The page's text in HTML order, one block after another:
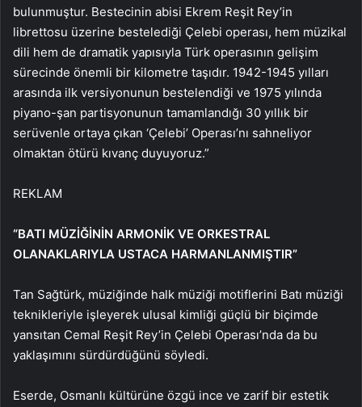
bulunmuştur. Bestecinin abisi Ekrem Reşit Rey’in
librettosu üzerine bestelediği Çelebi operası, hem müzikal
dili hem de dramatik yapısıyla Türk operasının gelişim
sürecinde önemli bir kilometre taşıdır. 1942-1945 yılları
arasında ilk versiyonunun bestelendiği ve 1975 yılında
piyano-şan partisyonunun tamamlandığı 30 yıllık bir
serüvenle ortaya çıkan ‘Çelebi’ Operası’nı sahneliyor
olmaktan ötürü kıvanç duyuyoruz.”
REKLAM
“BATI MÜZİĞİNİN ARMONİK VE ORKESTRAL
OLANAKLARIYLA USTACA HARMANLANMIŞTIR”
Tan Sağtürk, müziğinde halk müziği motiflerini Batı müziği
teknikleriyle işleyerek ulusal kimliği güçlü bir biçimde
yansıtan Cemal Reşit Rey’in Çelebi Operası’nda da bu
yaklaşımını sürdürdüğünü söyledi.
Eserde, Osmanlı kültürüne özgü ince ve zarif bir estetik